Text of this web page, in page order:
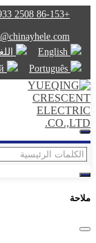
+86-153 2508 6933
ملاحة